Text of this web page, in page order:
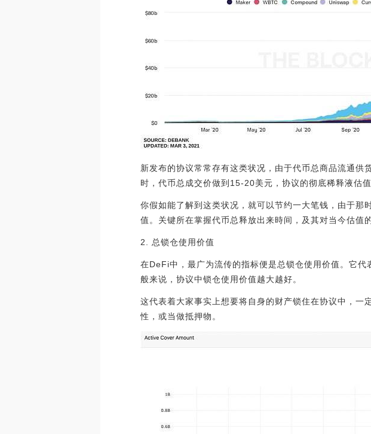
新发布的协议常常存有这类状况，由于代币总商品流通
时，代币总成交价做到15-20美元，协议的彻底稀释液估
你假如能了解到这类状况，就可以节约一大笔钱，由于
值。关键所在掌握代币总释放出来時间，及其对当今估值
2. 总锁仓使用价值
在DeFi中，最广为流传的指标便是总锁仓使用价值。它
般来说，协议中锁仓使用价值越大越好。
这代表着大家事实上想要将自身的财产锁住在协议中，一
性，或当做抵押物。